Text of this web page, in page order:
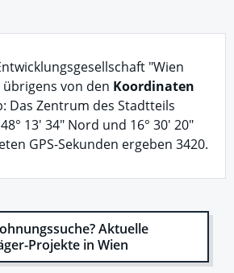
"Wien
von den Koordinaten
Das Zentrum des Stadtteils
13' 34" Nord und 16° 30' 20"
GPS-Sekunden ergeben 3420.
Aktuelle
Projekte in Wien